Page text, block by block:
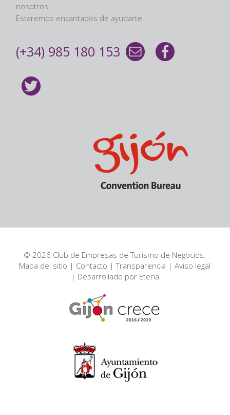
nosotros.
Estaremos encantados de ayudarte.
(+34) 985 180 153
© 2026 Club de Empresas de Turismo de Negocios.
Mapa del sitio | Contacto |Transparencia |Aviso legal
| Desarrollado por Eteria